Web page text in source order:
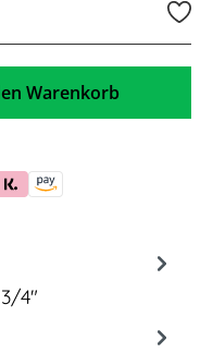
Warenkorb
(Billie)oder Ratenkauf (Klarna)
(Klarna)
Amazon Pay
4"